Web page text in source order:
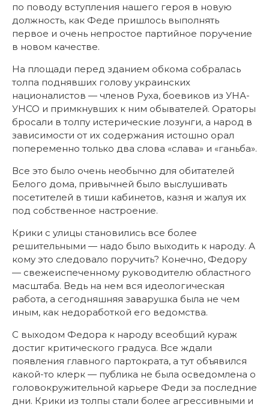
по поводу вступления нашего героя в новую
должность, как Феде пришлось выполнять
первое и очень непростое партийное поручение
в новом качестве.
На площади перед зданием обкома собралась
толпа поднявших голову украинских
националистов — членов Руха, боевиков из УНА-
УНСО и примкнувших к ним обывателей. Ораторы
бросали в толпу истерические лозунги, а народ в
зависимости от их содержания истошно орал
попеременно только два слова «слава» и «ганьба».
Все это было очень необычно для обитателей
Белого дома, привычней было выслушивать
посетителей в тиши кабинетов, казня и жалуя их
под собственное настроение.
Крики с улицы становились все более
решительными — надо было выходить к народу. А
кому это следовало поручить? Конечно, Федору
— свежеиспеченному руководителю областного
масштаба. Ведь на нем вся идеологическая
работа, а сегодняшняя заварушка была не чем
иным, как недоработкой его ведомства.
С выходом Федора к народу всеобщий кураж
достиг критического градуса. Все ждали
появления главного партократа, а тут объявился
какой-то клерк — публика не была осведомлена о
головокружительной карьере Феди за последние
дни. Крики из толпы стали более агрессивными и